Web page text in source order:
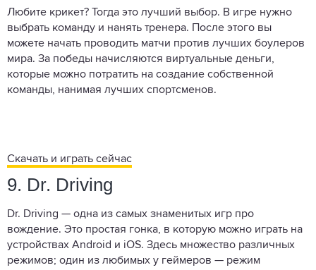
Любите крикет? Тогда это лучший выбор. В игре нужно
выбрать команду и нанять тренера. После этого вы
можете начать проводить матчи против лучших боулеров
мира. За победы начисляются виртуальные деньги,
которые можно потратить на создание собственной
команды, нанимая лучших спортсменов.
Скачать и играть сейчас
9. Dr. Driving
Dr. Driving — одна из самых знаменитых игр про
вождение. Это простая гонка, в которую можно играть на
устройствах Android и iOS. Здесь множество различных
режимов; один из любимых у геймеров — режим